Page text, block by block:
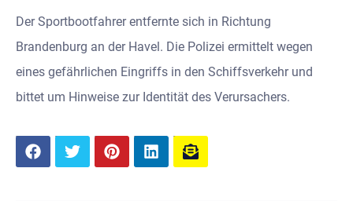
Der Sportbootfahrer entfernte sich in Richtung
Brandenburg an der Havel. Die Polizei ermittelt wegen
eines gefährlichen Eingriffs in den Schiffsverkehr und
bittet um Hinweise zur Identität des Verursachers.